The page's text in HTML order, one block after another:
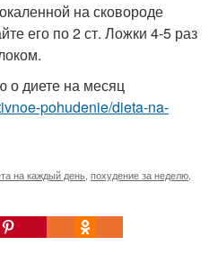
на сковороде
его по 2 ст. Ложки 4-5 раз
о диете на месяц
pohudenie/dieta-na-
на каждый день похудение за неделю